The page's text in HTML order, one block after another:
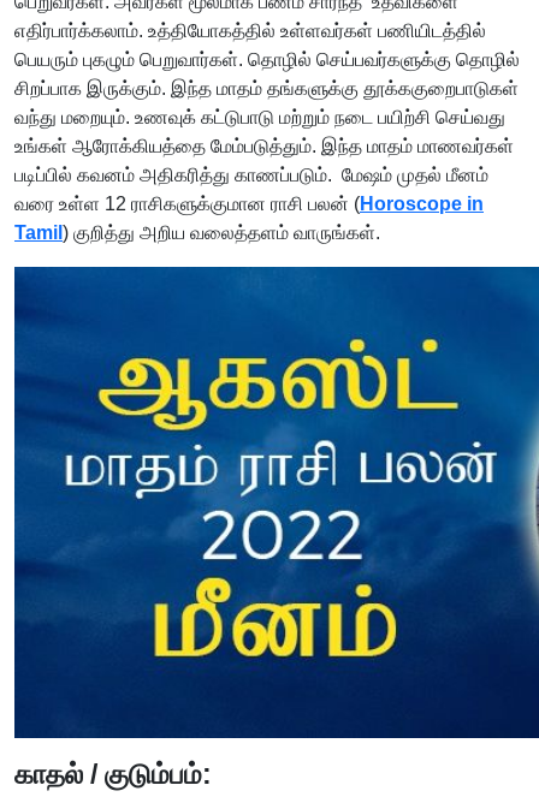
எதிர்பார்க்கலாம். உத்தியோகத்தில் உள்ளவர்கள் பணியிடத்தில்
பெயரும் புகழும் பெறுவார்கள். தொழில் செய்பவர்களுக்கு தொழில்
சிறப்பாக இருக்கும். இந்த மாதம் தங்களுக்கு தூக்ககுறைபாடுகள்
வந்து மறையும். உணவுக் கட்டுபாடு மற்றும் நடை பயிற்சி செய்வது
உங்கள் ஆரோக்கியத்தை மேம்படுத்தும். இந்த மாதம் மாணவர்கள்
படிப்பில் கவனம் அதிகரித்து காணப்படும். மேஷம் முதல் மீனம்
வரை உள்ள 12 ராசிகளுக்குமான ராசி பலன் (Horoscope in
Tamil ) குறித்து அறிய வலைத்தளம் வாருங்கள்.
காதல் / குடும்பம்: